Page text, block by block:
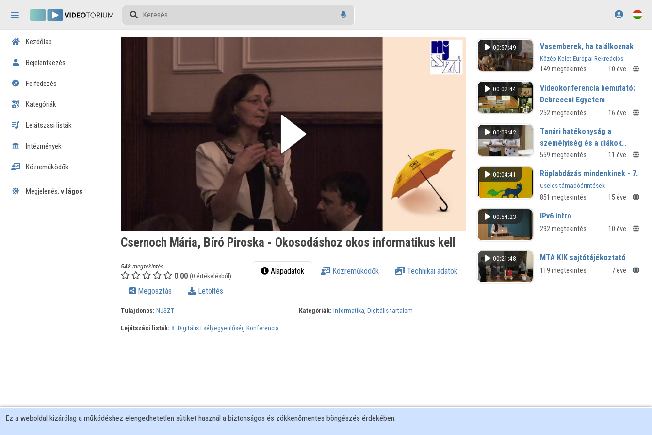
Tartalom kihagyása
Kezdőlap
Bejelentkezés
Felfedezés
Kategóriák
Lejátszási listák
Intézmények
Közreműködők
Megjelenés: világos
Csernoch Mária, Bíró Piroska - Okosodáshoz okos informatikus kell
548megtekintés
0.00 (0 értékelésből) Alapadatok Közreműködők Technikai adatok
Megosztás Letöltés
Tulajdonos: NJSZT Kategóriák: Informatika,Digitális tartalom
Lejátszási listák: 8. Digitális Esélyegyenlőség Konferencia
00:57:49 Vasemberek, ha találkoznak
Közép-Kelet-Európai Rekreációs
Társaság (KERT) előadásai
149 megtekintés 10 éve
00:02:44
Videokonferencia bemutató:
Debreceni Egyetem
252 megtekintés 16 éve
00:09:42
Tanári hatékonyság a
személyiség és a diákok
visszajelzései tükrében
559 megtekintés 11 éve
00:04:41 Röplabdázás mindenkinek - 7.
Cseles támadóérintések
851 megtekintés 15 éve
00:54:23 IPv6 intro
292 megtekintés 10 éve
00:21:48 MTA KIK sajtótájékoztató
119 megtekintés 7 éve
Ez a weboldal kizárólag a működéshez elengedhetetlen sütiket használ a biztonságos és zökkenőmentes böngészés érdekében.